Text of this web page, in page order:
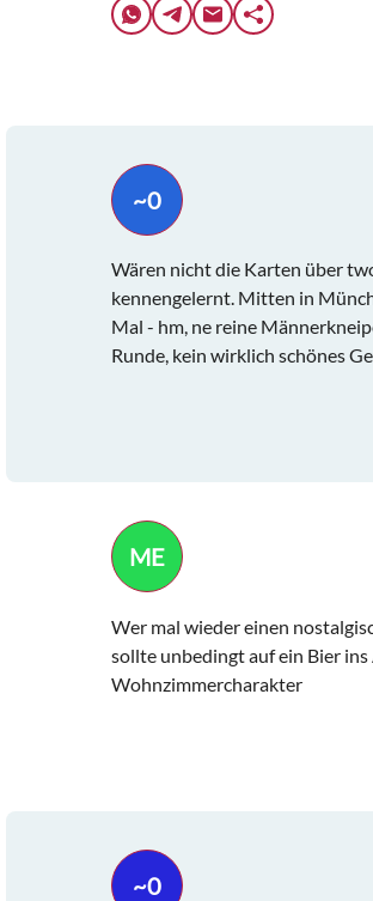
~0
Wären nicht die Karten über
kennengelernt. Mitten in
Mal - hm, ne reine
Runde, kein wirklich schönes
ME
Wer mal wieder einen
sollte unbedingt auf ein Bier
Wohnzimmercharakter
~0